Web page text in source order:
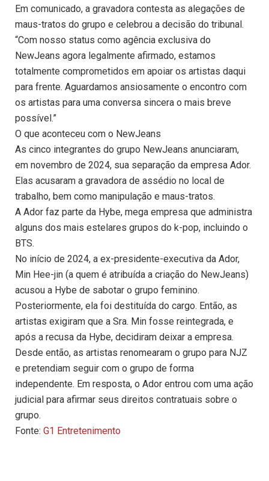
Em comunicado, a gravadora contesta as alegações de
maus-tratos do grupo e celebrou a decisão do tribunal.
“Com nosso status como agência exclusiva do
NewJeans agora legalmente afirmado, estamos
totalmente comprometidos em apoiar os artistas daqui
para frente. Aguardamos ansiosamente o encontro com
os artistas para uma conversa sincera o mais breve
possível.”
O que aconteceu com o NewJeans
As cinco integrantes do grupo NewJeans anunciaram,
em novembro de 2024, sua separação da empresa Ador.
Elas acusaram a gravadora de assédio no local de
trabalho, bem como manipulação e maus-tratos.
A Ador faz parte da Hybe, mega empresa que administra
alguns dos mais estelares grupos do k-pop, incluindo o
BTS.
No início de 2024, a ex-presidente-executiva da Ador,
Min Hee-jin (a quem é atribuída a criação do NewJeans)
acusou a Hybe de sabotar o grupo feminino.
Posteriormente, ela foi destituída do cargo. Então, as
artistas exigiram que a Sra. Min fosse reintegrada, e
após a recusa da Hybe, decidiram deixar a empresa.
Desde então, as artistas renomearam o grupo para NJZ
e pretendiam seguir com o grupo de forma
independente. Em resposta, o Ador entrou com uma ação
judicial para afirmar seus direitos contratuais sobre o
grupo.
Fonte: G1 Entretenimento